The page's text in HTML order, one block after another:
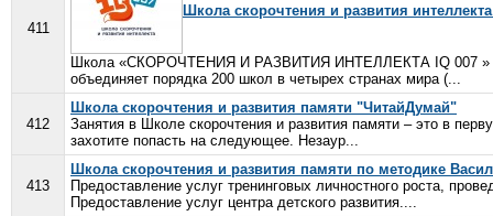
411
Школа скорочтения и развития
Школа «СКОРОЧТЕНИЯ И РАЗВИТИЯ ИНТЕЛЛЕКТА IQ 007 » –
объединяет порядка 200 школ в четырех странах мира (...
412
Школа скорочтения и развития памяти "ЧитайДумай"
Занятия в Школе скорочтения и развития памяти – это в
захотите попасть на следующее. Незаур...
413
Школа скорочтения и развития памяти по методике
Предоставление услуг тренинговых личностного роста,
Предоставление услуг центра детского развития....